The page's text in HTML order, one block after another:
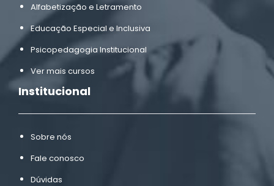
Alfabetização e Letramento
Educação Especial e Inclusiva
Psicopedagogia Institucional
Ver mais cursos
Institucional
Sobre nós
Fale conosco
Dúvidas